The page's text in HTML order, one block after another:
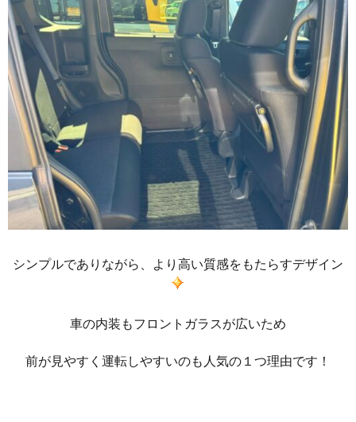
シンプルでありながら、より高い質感をもたらすデザイン
車の内装もフロントガラスが広いため
前が見やすく運転しやすいのも人気の１つ理由です！